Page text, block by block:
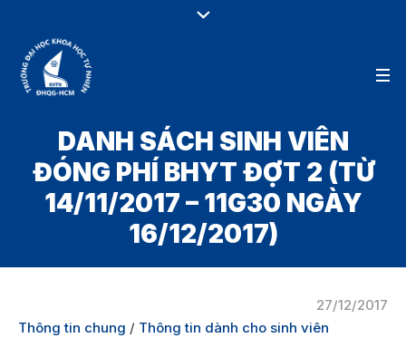
DANH SÁCH SINH VIÊN
ĐÓNG PHÍ BHYT ĐỢT 2 (TỪ
14/11/2017 – 11G30 NGÀY
16/12/2017)
27/12/2017
Thông tin chung / Thông tin dành cho sinh viên